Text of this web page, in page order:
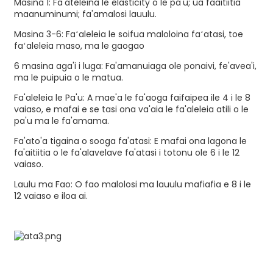
Masina 1: Fa'ateleina le elasticity o le pa'u; ua faaitiitia
maanuminumi; fa'amalosi lauulu.
Masina 3-6: Faʻaleleia le soifua maloloina faʻatasi, toe
faʻaleleia maso, ma le gaogao
6 masina aga'i i luga: Fa'amanuiaga ole ponaivi, fe'avea'i,
ma le puipuia o le matua.
Fa'aleleia le Pa'u: A mae'a le fa'aoga faifaipea ile 4 i le 8
vaiaso, e mafai e se tasi ona va'aia le fa'aleleia atili o le
pa'u ma le fa'amama.
Fa'ato'a tigaina o sooga fa'atasi: E mafai ona lagona le
fa'aitiitia o le fa'alavelave fa'atasi i totonu ole 6 i le 12
vaiaso.
Laulu ma Fao: O fao malolosi ma lauulu mafiafia e 8 i le
12 vaiaso e iloa ai.